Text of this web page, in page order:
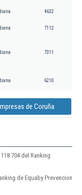
4632
7112
7311
6210
de Coruña
del Ranking
de Equaby Prevencion